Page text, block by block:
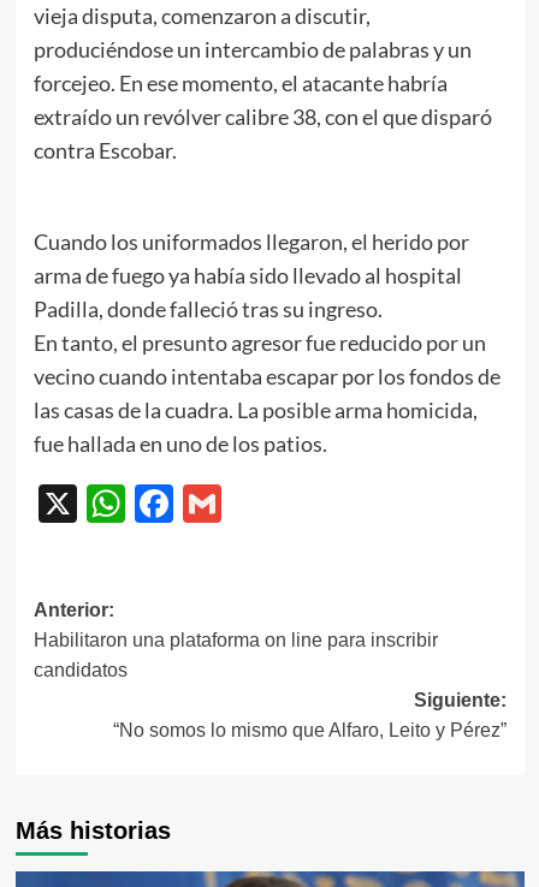
vieja disputa, comenzaron a discutir,
produciéndose un intercambio de palabras y un
forcejeo. En ese momento, el atacante habría
extraído un revólver calibre 38, con el que disparó
contra Escobar.
Cuando los uniformados llegaron, el herido por
arma de fuego ya había sido llevado al hospital
Padilla, donde falleció tras su ingreso.
En tanto, el presunto agresor fue reducido por un
vecino cuando intentaba escapar por los fondos de
las casas de la cuadra. La posible arma homicida,
fue hallada en uno de los patios.
X WhatsApp
Facebook
Gmail
Navegación
de
Anterior:
Habilitaron una plataforma on line para inscribir
candidatos
Siguiente:
“No somos lo mismo que Alfaro, Leito y Pérez”
Más historias